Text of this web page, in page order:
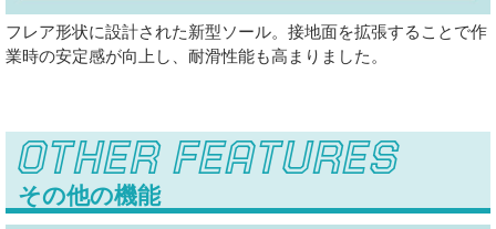
フレア形状に設計された新型ソール。接地面を拡張することで作
業時の安定感が向上し、耐滑性能も高まりました。
OTHER FEATURES
その他の機能